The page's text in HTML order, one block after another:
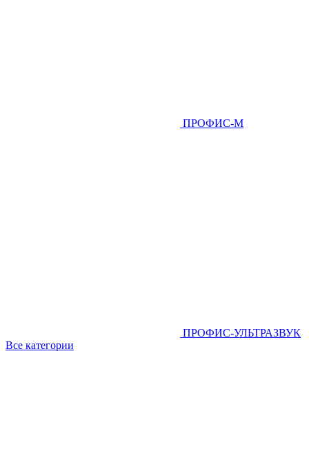
ПРОФИС-М
ПРОФИС-УЛЬТРАЗВУК
Все категории